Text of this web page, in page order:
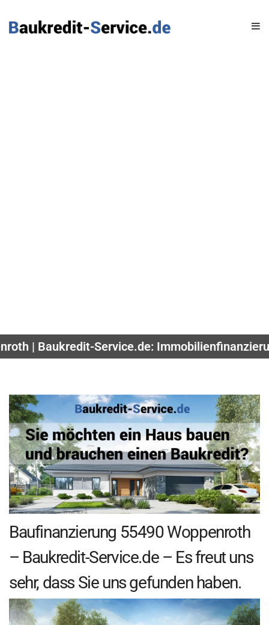
| Baukredit-Service.de:
Baufinanzierung 55490 Woppenroth
– Baukredit-Service.de – Es freut uns
sehr, dass Sie uns gefunden haben.